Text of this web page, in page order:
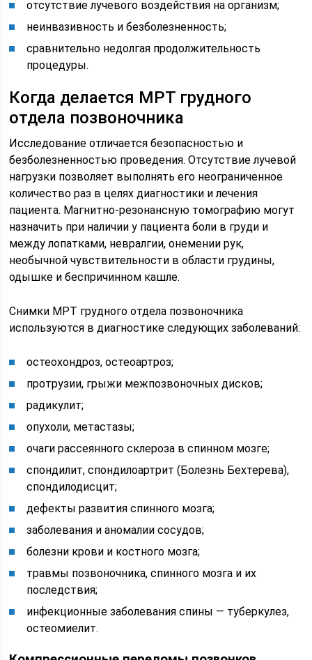
отсутствие лучевого воздействия на организм;
неинвазивность и безболезненность;
сравнительно недолгая продолжительность
процедуры.
Когда делается МРТ грудного
отдела позвоночника
Исследование отличается безопасностью и
безболезненностью проведения. Отсутствие лучевой
нагрузки позволяет выполнять его неограниченное
количество раз в целях диагностики и лечения
пациента. Магнитно-резонансную томографию могут
назначить при наличии у пациента боли в груди и
между лопатками, невралгии, онемении рук,
необычной чувствительности в области грудины,
одышке и беспричинном кашле.
Снимки МРТ грудного отдела позвоночника
используются в диагностике следующих заболеваний:
остеохондроз, остеоартроз;
протрузии, грыжи межпозвоночных дисков;
радикулит;
опухоли, метастазы;
очаги рассеянного склероза в спинном мозге;
спондилит, спондилоартрит (Болезнь Бехтерева),
спондилодисцит;
дефекты развития спинного мозга;
заболевания и аномалии сосудов;
болезни крови и костного мозга;
травмы позвоночника, спинного мозга и их
последствия;
инфекционные заболевания спины — туберкулез,
остеомиелит.